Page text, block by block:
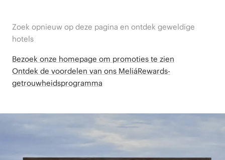
Zoek opnieuw op deze pagina en ontdek geweldige
hotels
Bezoek onze homepage om promoties te zien
Ontdek de voordelen van ons MeliáRewards-
getrouwheidsprogramma